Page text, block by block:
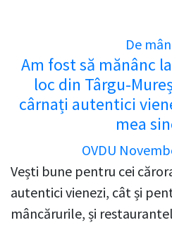
De
Am fost să mănânc
loc din Târgu-
cârnați autentici
mea
OVDU
Vești bune pentru cei
autentici vienezi, cât și
mâncărurile, și